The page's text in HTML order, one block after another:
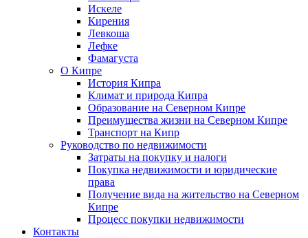
Искеле
Кирения
Левкоша
Лефке
Фамагуста
О Кипре
История Кипра
Климат и природа Кипра
Образование на Северном Кипре
Преимущества жизни на Северном Кипре
Транспорт на Кипр
Руководство по недвижимости
Затраты на покупку и налоги
Покупка недвижимости и юридические
права
Получение вида на жительство на Северном
Кипре
Процесс покупки недвижимости
Контакты